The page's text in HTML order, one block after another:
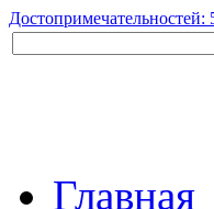
Достопримечательностей:
Главная